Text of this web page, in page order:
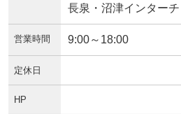
長泉・沼津インター
営業時間 9:00～18:00
定休日
HP